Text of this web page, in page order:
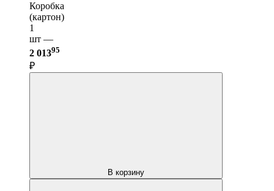
Коробка
(картон)
1
шт —
2 01395
₽
В корзину